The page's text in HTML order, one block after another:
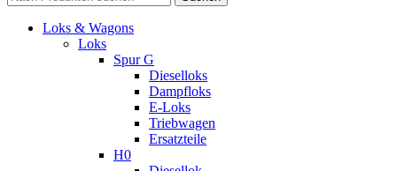
Loks & Wagons
Loks
Spur G
Dieselloks
Dampfloks
E-Loks
Triebwagen
Ersatzteile
H0